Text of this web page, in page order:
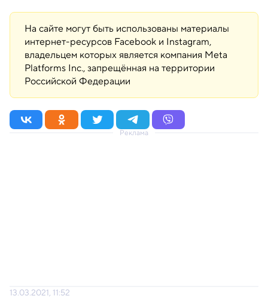
На сайте могут быть использованы материалы
интернет-ресурсов Facebook и Instagram,
владельцем которых является компания Meta
Platforms Inc., запрещённая на территории
Российской Федерации
Реклама
13.03.2021, 11:52